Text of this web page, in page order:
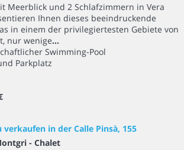
Meerblick und 2 Schlafzimmern in Vera
Ihnen dieses beeindruckende
in einem der privilegiertesten Gebiete von
nur wenige...
Swimming-Pool
Parkplatz
verkaufen in der Calle Pinsà, 155
- Chalet